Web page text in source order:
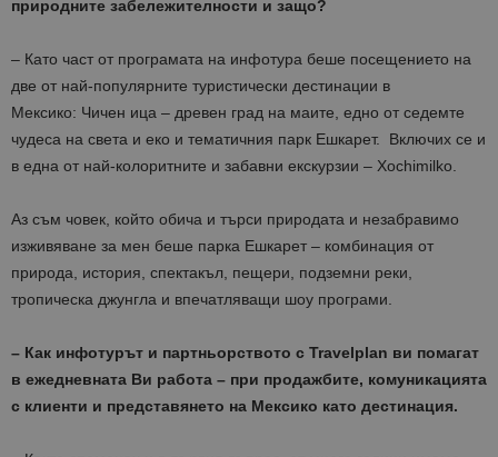
природните забележителности и защо?
– Като част от програмата на инфотура беше посещението на
две от най-популярните туристически дестинации в
Мексико: Чичен ица – древен град на маите, едно от седемте
чудеса на света и еко и тематичния парк Ешкарет. Включих се и
в една от най-колоритните и забавни екскурзии – Xochimilko
Аз съм човек, който обича и търси природата и незабравимо
изживяване за мен беше парка Ешкарет – комбинация от
природа, история, спектакъл, пещери, подземни реки,
тропическа джунгла и впечатляващи шоу програми.
– Как инфотурът и партньорството с Travelplan ви помагат
в ежедневната Ви работа – при продажбите, комуникацията
с клиенти и представянето на Мексико като дестинация.